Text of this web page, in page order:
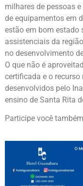
milhares de pessoas
de equipamentos em
estão em bom estado
assistenciais da
no desenvolvimento
O que não é
certificada e o
desenvolvidos pelo
ensino de Santa Rita
Participe você